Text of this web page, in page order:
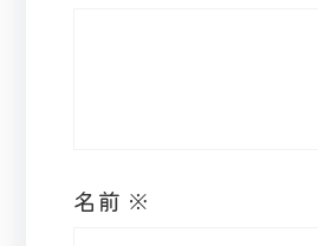
名前 ※